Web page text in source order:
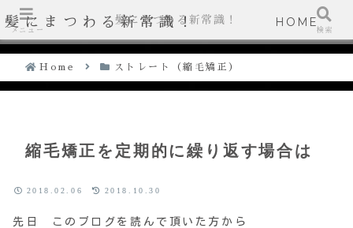
髪にまつわる新常識！ HOME
Home ストレート（縮毛矯正）
縮毛矯正を定期的に繰り返す場合は
2018.02.06 2018.10.30
先日 このブログを読んで頂いた方から
メニュー
髪にまつわる新常識！
検索